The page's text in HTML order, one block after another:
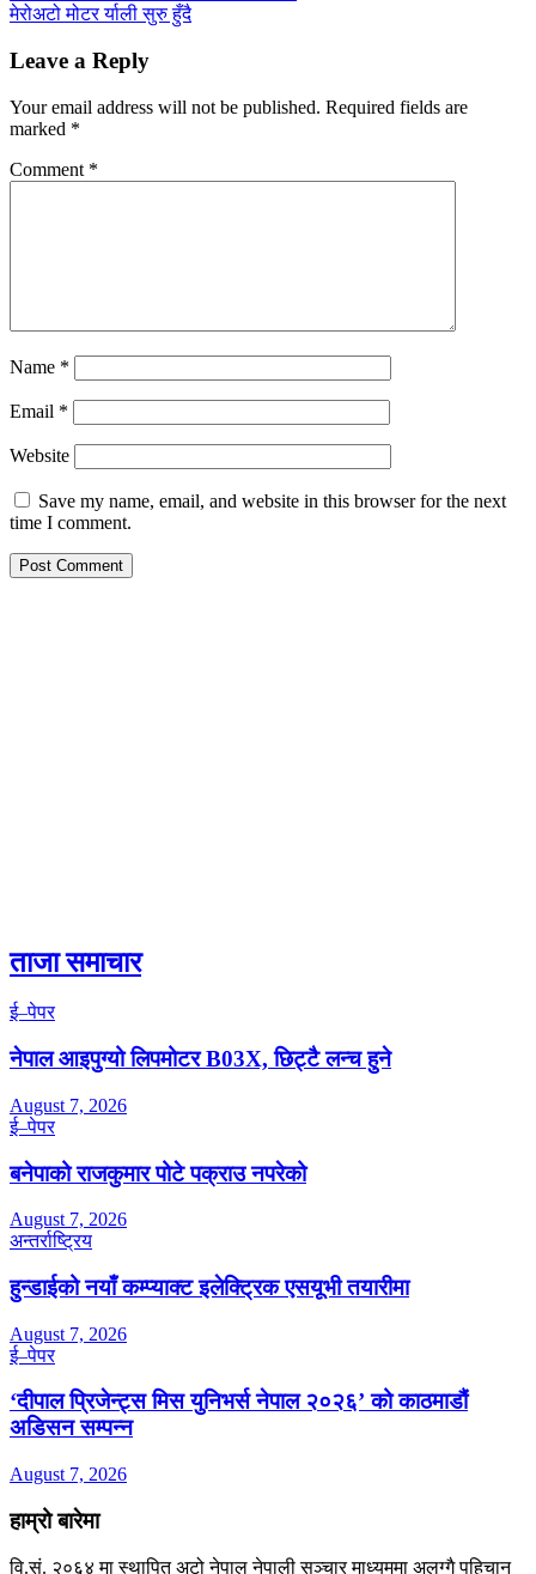
मेरोअटो मोटर र्याली सुरु हुँदै
Leave a Reply
Your email address will not be published. Required fields are
marked *
Comment *
Name *
Email *
Website
Save my name, email, and website in this browser for the next
time I comment.
ताजा समाचार
ई–पेपर
नेपाल आइपुग्यो लिपमोटर B03X, छिट्टै लन्च हुने
August 7, 2026
ई–पेपर
बनेपाको राजकुमार पोटे पक्राउ नपरेको
August 7, 2026
अन्तर्राष्ट्रिय
हुन्डाईको नयाँ कम्प्याक्ट इलेक्ट्रिक एसयूभी तयारीमा
August 7, 2026
ई–पेपर
‘दीपाल प्रिजेन्ट्स मिस युनिभर्स नेपाल २०२६’ को काठमाडौं
अडिसन सम्पन्न
August 7, 2026
हाम्रो बारेमा
वि.सं. २०६४ मा स्थापित अटो नेपाल नेपाली सञ्चार माध्यममा अलग्गै पहिचान